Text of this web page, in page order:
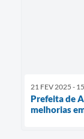
21 FEV 2025 -
Prefeita de
melhorias